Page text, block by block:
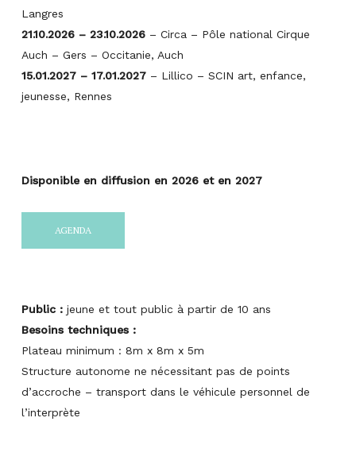
Langres
21.10.2026 – 23.10.2026– Circa – Pôle national Cirque
Auch – Gers – Occitanie, Auch
15.01.2027 – 17.01.2027– Lillico – SCIN art, enfance,
jeunesse, Rennes
Disponible en diffusion en 2026 et en 2027
AGENDA
Public : jeune et tout public à partir de 10 ans
Besoins techniques :
Plateau minimum : 8m x 8m x 5m
Structure autonome ne nécessitant pas de points
d’accroche – transport dans le véhicule personnel de
l’interprète